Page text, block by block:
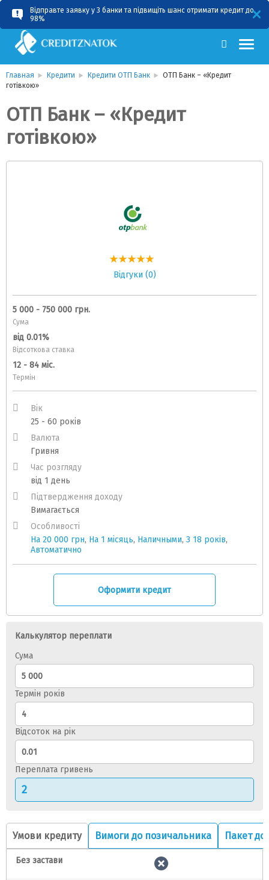
Відправте заявку у 3 банки та підвищіть шанс отримати кредит до
98%
RU UA
Главная Кредити Кредити ОТП Банк
ОТП Банк – «Кредит
готівкою»
ОТП Банк – «Кредит
готівкою»
Відгуки (0)
5 000 - 750 000 грн.
Сума
від 0.01%
Відсоткова ставка
12 - 84 міс.
Термін
Вік
25 - 60 років
Валюта
Гривня
Час розгляду
від 1 день
Підтвердження доходу
Вимагається
Особливості
На 20 000 грн, На 1 місяць, Наличными, З 18 років,
Автоматично
Оформити кредит
Калькулятор переплати
Сума
Термін років
Відсоток на рік
Переплата гривень
Умови кредиту Вимоги до позичальника Пакет
Без застави